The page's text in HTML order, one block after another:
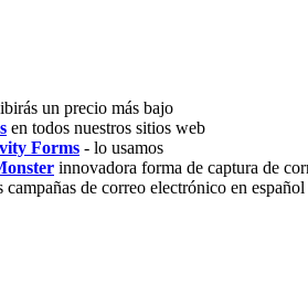
un precio más bajo
en todos nuestros sitios web
Forms - lo usamos
innovadora forma de captura de
de correo electrónico en